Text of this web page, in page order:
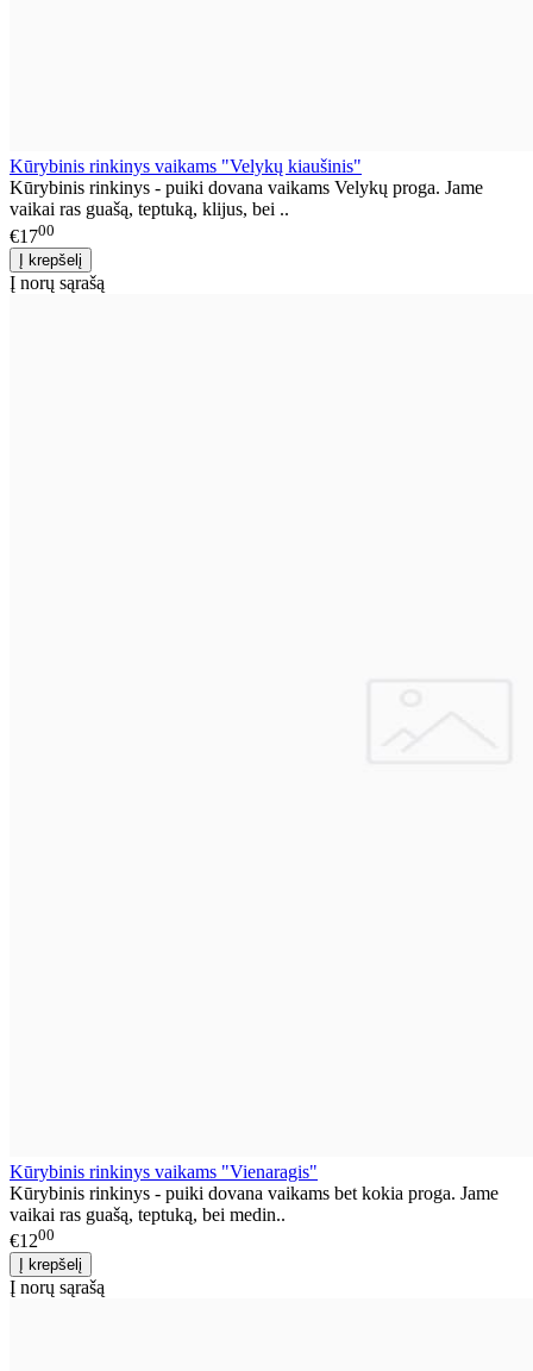
Kūrybinis rinkinys vaikams "Velykų kiaušinis"
Kūrybinis rinkinys - puiki dovana vaikams Velykų proga. Jame
vaikai ras guašą, teptuką, klijus, bei ..
€1700
Į norų sąrašą
Kūrybinis rinkinys vaikams "Vienaragis"
Kūrybinis rinkinys - puiki dovana vaikams bet kokia proga. Jame
vaikai ras guašą, teptuką, bei medin..
€1200
Į norų sąrašą